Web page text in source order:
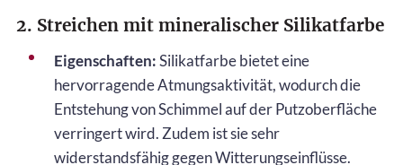
2. Streichen mit mineralischer Silikatfarbe
Eigenschaften:Silikatfarbe bietet eine
hervorragende Atmungsaktivität, wodurch die
Entstehung von Schimmel auf der Putzoberfläche
verringert wird. Zudem ist sie sehr
widerstandsfähig gegen Witterungseinflüsse.